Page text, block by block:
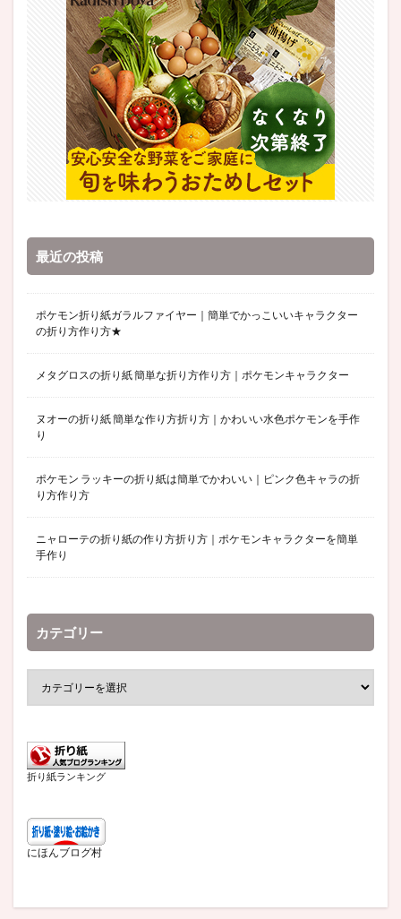
最近の投稿
ポケモン折り紙ガラルファイヤー｜簡単でかっこいいキャラクター
の折り方作り方★
メタグロスの折り紙 簡単な折り方作り方｜ポケモンキャラクター
ヌオーの折り紙 簡単な作り方折り方｜かわいい水色ポケモンを手作
り
ポケモン ラッキーの折り紙は簡単でかわいい｜ピンク色キャラの折
り方作り方
ニャローテの折り紙の作り方折り方｜ポケモンキャラクターを簡単
手作り
カテゴリー
折り紙ランキング
にほんブログ村